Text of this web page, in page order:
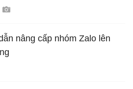
nâng cấp nhóm Zalo lên